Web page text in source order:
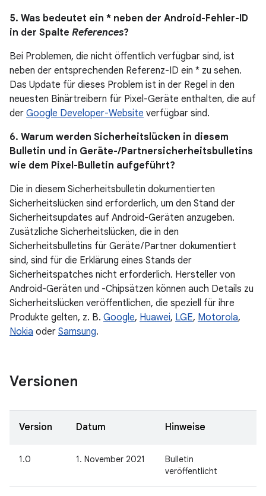
5. Was bedeutet ein * neben der Android-Fehler-ID
in der Spalte References?
Bei Problemen, die nicht öffentlich verfügbar sind, ist
neben der entsprechenden Referenz-ID ein * zu sehen.
Das Update für dieses Problem ist in der Regel in den
neuesten Binärtreibern für Pixel-Geräte enthalten, die auf
der Google Developer-Website verfügbar sind.
6. Warum werden Sicherheitslücken in diesem
Bulletin und in Geräte-/Partnersicherheitsbulletins
wie dem Pixel-Bulletin aufgeführt?
Die in diesem Sicherheitsbulletin dokumentierten
Sicherheitslücken sind erforderlich, um den Stand der
Sicherheitsupdates auf Android-Geräten anzugeben.
Zusätzliche Sicherheitslücken, die in den
Sicherheitsbulletins für Geräte / Partner dokumentiert
sind, sind für die Erklärung eines Stands der
Sicherheitspatches nicht erforderlich. Hersteller von
Android-Geräten und -Chipsätzen können auch Details zu
Sicherheitslücken veröffentlichen, die speziell für ihre
Produkte gelten, z. B. Google, Huawei, LGE, Motorola,
Nokia oder Samsung.
Versionen
Version Datum Hinweise
1.0 1. November 2021
Bulletin
veröffentlicht